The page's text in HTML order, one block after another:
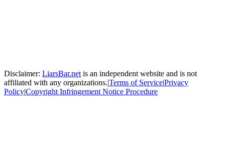
Disclaimer: LiarsBar.net is an independent website and is not
affiliated with any organizations.|Terms of Service|Privacy
Policy|Copyright Infringement Notice Procedure